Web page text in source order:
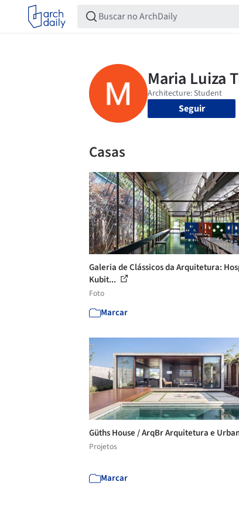
Seguir
Casas
Galeria de Clássicos da Arquitetura:
Kubit...
Foto
Marcar
Güths House / ArqBr Arquitetura e
Projetos
Marcar